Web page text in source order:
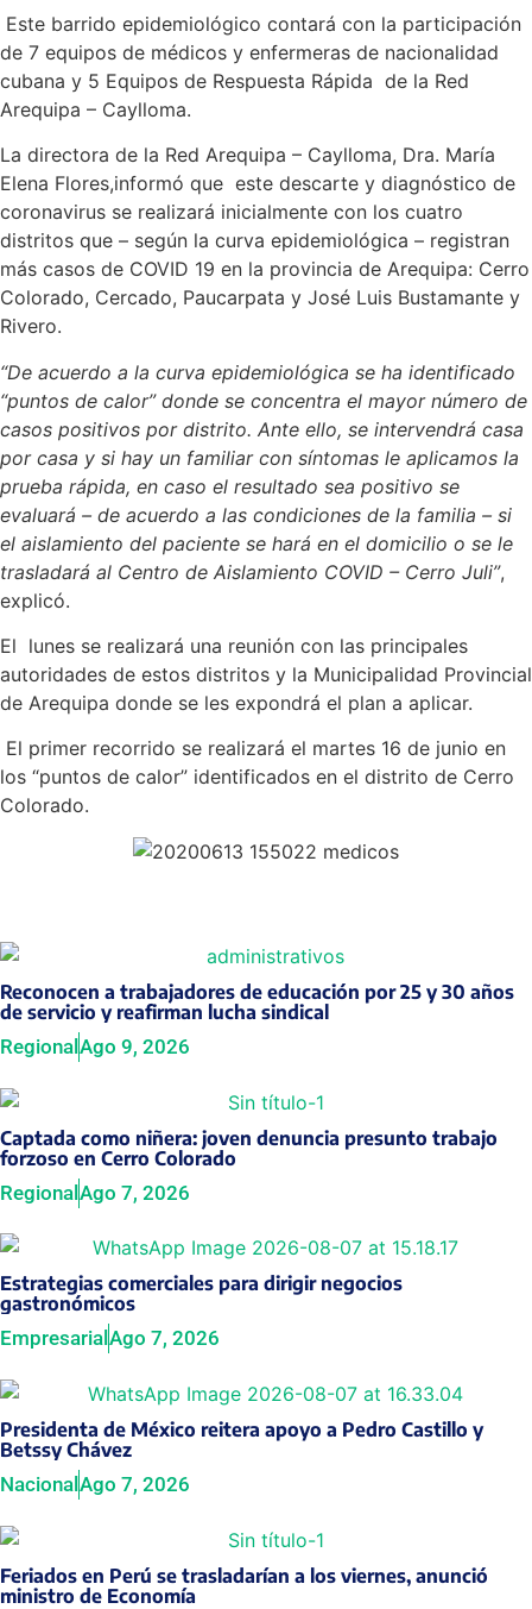
Este barrido epidemiológico contará con la participación
de 7 equipos de médicos y enfermeras de nacionalidad
cubana y 5 Equipos de Respuesta Rápida de la Red
Arequipa – Caylloma.
La directora de la Red Arequipa – Caylloma, Dra. María
Elena Flores,informó que este descarte y diagnóstico de
coronavirus se realizará inicialmente con los cuatro
distritos que – según la curva epidemiológica – registran
más casos de COVID 19 en la provincia de Arequipa: Cerro
Colorado, Cercado, Paucarpata y José Luis Bustamante y
Rivero.
“De acuerdo a la curva epidemiológica se ha identificado
“puntos de calor” donde se concentra el mayor número de
casos positivos por distrito. Ante ello, se intervendrá casa
por casa y si hay un familiar con síntomas le aplicamos la
prueba rápida, en caso el resultado sea positivo se
evaluará – de acuerdo a las condiciones de la familia – si
el aislamiento del paciente se hará en el domicilio o se le
trasladará al Centro de Aislamiento COVID – Cerro Juli”,
explicó.
El lunes se realizará una reunión con las principales
autoridades de estos distritos y la Municipalidad Provincial
de Arequipa donde se les expondrá el plan a aplicar.
El primer recorrido se realizará el martes 16 de junio en
los “puntos de calor” identificados en el distrito de Cerro
Colorado.
Reconocen a trabajadores de educación por 25 y 30 años
de servicio y reafirman lucha sindical
Regional Ago 9, 2026
Captada como niñera: joven denuncia presunto trabajo
forzoso en Cerro Colorado
RegionalAgo 7, 2026
Estrategias comerciales para dirigir negocios
gastronómicos
Empresarial Ago 7, 2026
Presidenta de México reitera apoyo a Pedro Castillo y
Betssy Chávez
Nacional Ago 7, 2026
Feriados en Perú se trasladarían a los viernes, anunció
ministro de Economía